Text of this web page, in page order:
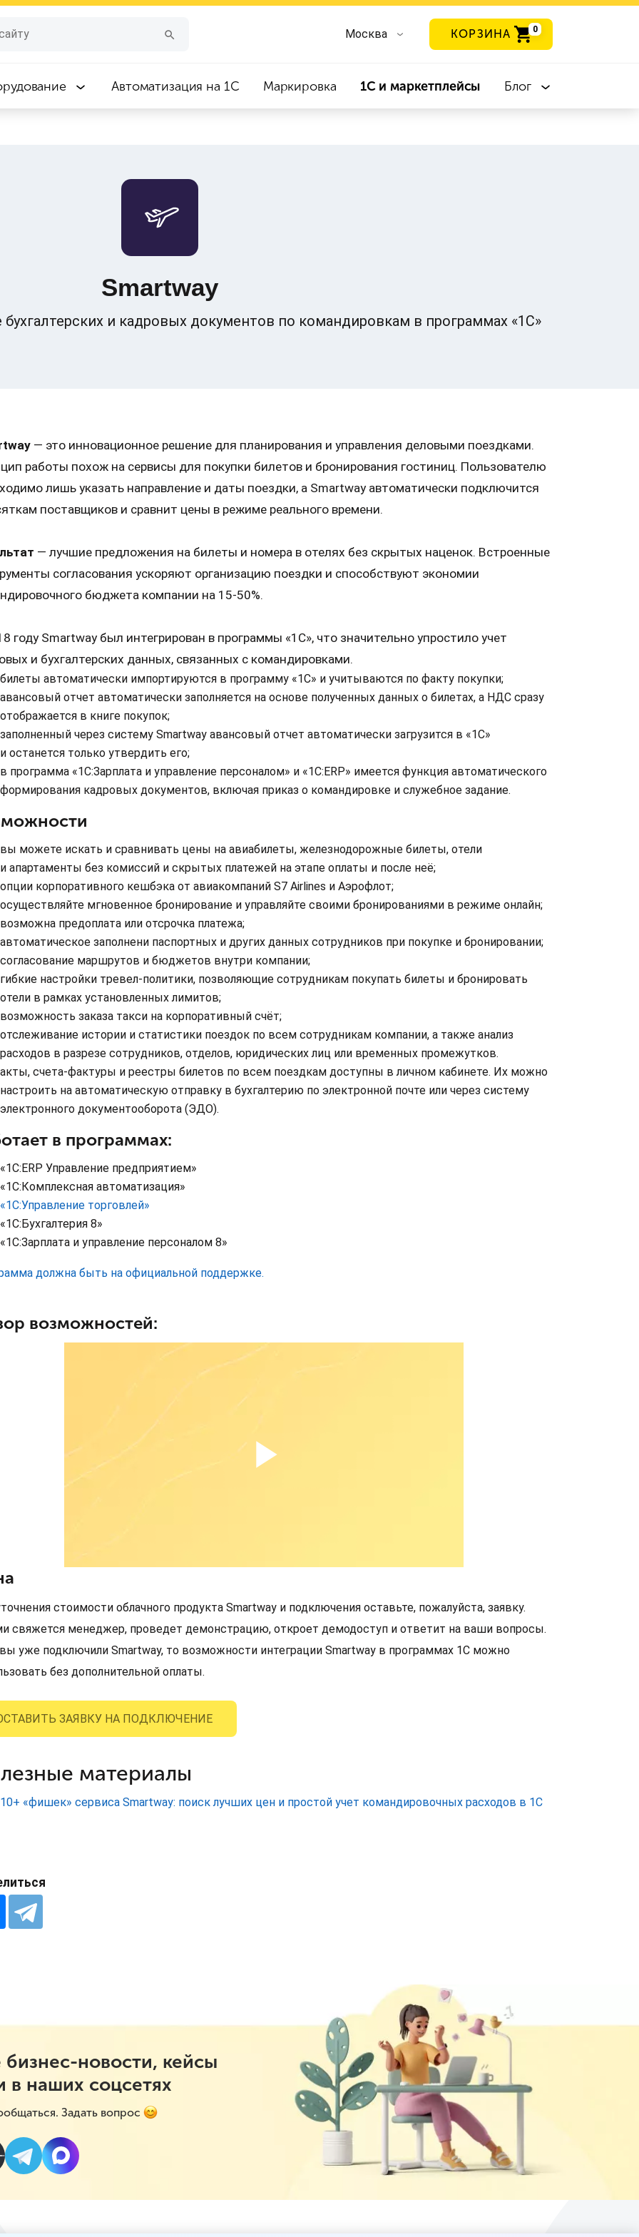
Москва КОРЗИНА 0
Автоматизация на 1С Маркировка 1С и маркетплейсы Блог
Smartway
и кадровых документов по командировкам в программах «1С»
— это инновационное решение для планирования и управления деловыми поездками.
работы похож на сервисы для покупки билетов и бронирования гостиниц. Пользователю
лишь указать направление и даты поездки, а Smartway автоматически подключится
поставщиков и сравнит цены в режиме реального времени.
— лучшие предложения на билеты и номера в отелях без скрытых наценок. Встроенные
согласования ускоряют организацию поездки и способствуют экономии
бюджета компании на 15-50%.
году Smartway был интегрирован в программы «1С», что значительно упростило учет
и бухгалтерских данных, связанных с командировками.
билеты автоматически импортируются в программу «1С» и учитываются по факту покупки;
авансовый отчет автоматически заполняется на основе полученных данных о билетах, а НДС сразу
отображается в книге покупок;
заполненный через систему Smartway авансовый отчет автоматически загрузится в «1С»
и останется только утвердить его;
в программа «1С:Зарплата и управление персоналом» и «1С:ERP» имеется функция автоматического
формирования кадровых документов, включая приказ о командировке и служебное задание.
вы можете искать и сравнивать цены на авиабилеты, железнодорожные билеты, отели
и апартаменты без комиссий и скрытых платежей на этапе оплаты и после неё;
опции корпоративного кешбэка от авиакомпаний S7 Airlines и Аэрофлот;
осуществляйте мгновенное бронирование и управляйте своими бронированиями в режиме онлайн;
возможна предоплата или отсрочка платежа;
автоматическое заполнени паспортных и других данных сотрудников при покупке и бронировании;
согласование маршрутов и бюджетов внутри компании;
гибкие настройки тревел-политики, позволяющие сотрудникам покупать билеты и бронировать
отели в рамках установленных лимитов;
возможность заказа такси на корпоративный счёт;
отслеживание истории и статистики поездок по всем сотрудникам компании, а также анализ
расходов в разрезе сотрудников, отделов, юридических лиц или временных промежутков.
акты, счета-фактуры и реестры билетов по всем поездкам доступны в личном кабинете. Их можно
настроить на автоматическую отправку в бухгалтерию по электронной почте или через систему
электронного документооборота (ЭДО).
в программах:
«1С:ERP Управление предприятием»
«1С:Комплексная автоматизация»
«1С:Управление торговлей»
«1С:Бухгалтерия 8»
«1С:Зарплата и управление персоналом 8»
должна быть на официальной поддержке.
возможностей:
стоимости облачного продукта Smartway и подключения оставьте, пожалуйста, заявку.
свяжется менеджер, проведет демонстрацию, откроет демодоступ и ответит на ваши вопросы.
уже подключили Smartway, то возможности интеграции Smartway в программах 1С можно
без дополнительной оплаты.
ЗАЯВКУ НА ПОДКЛЮЧЕНИЕ
материалы
10+ «фишек» сервиса Smartway: поиск лучших цен и простой учет командировочных расходов в 1С
новости, кейсы
в наших соцсетях
Задать вопрос